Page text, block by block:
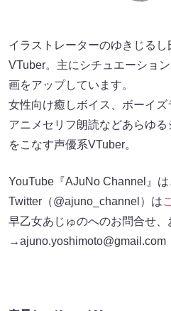
イラストレーターのゆきじる
VTuber。主にシチュエーショ
画をアップしています。
女性向け癒しボイス、ボーイズ
アニメセリフ朗読などあらゆ
をこなす声優系VTuber。
YouTube『AJuNo Channel』は
Twitter（@ajuno_channel）は
早乙女あじゅのへのお問合せ
→ajuno.yoshimoto@gmail.com